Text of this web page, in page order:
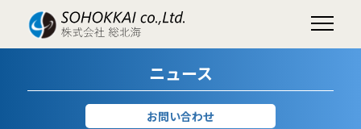
ニュース
お問い合わせ